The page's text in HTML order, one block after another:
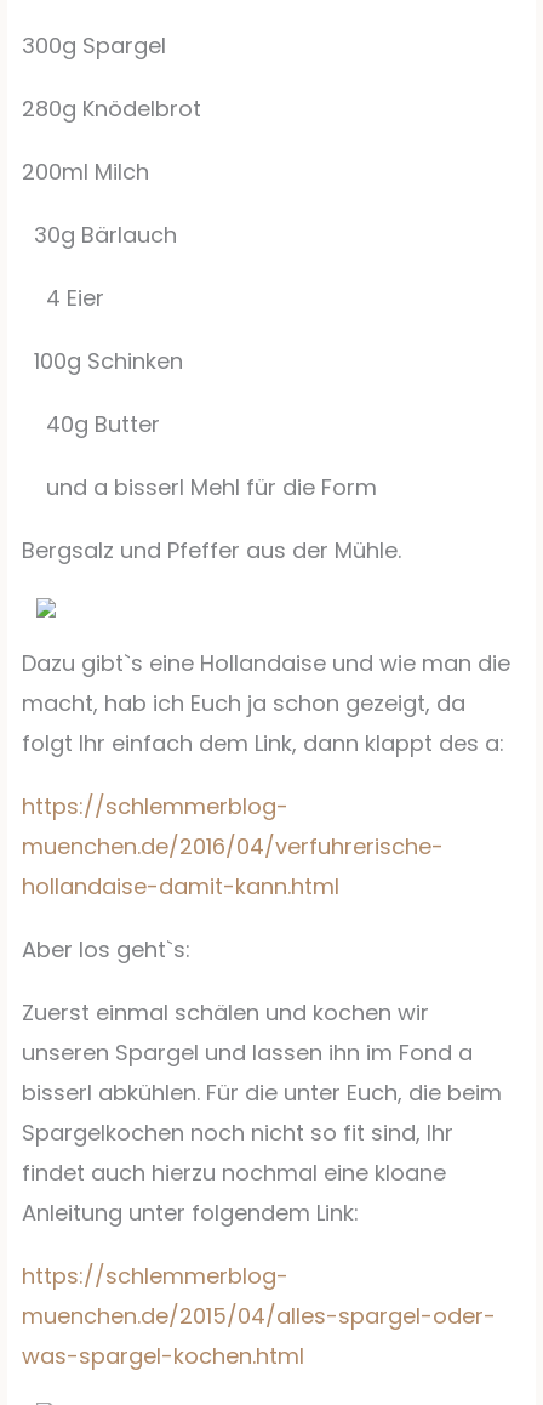
300g Spargel
280g Knödelbrot
200ml Milch
30g Bärlauch
4 Eier
100g Schinken
40g Butter
und a bisserl Mehl für die Form
Bergsalz und Pfeffer aus der Mühle.
Dazu gibt`s eine Hollandaise und wie man die
macht, hab ich Euch ja schon gezeigt, da
folgt Ihr einfach dem Link, dann klappt des a:
https://schlemmerblog-
muenchen.de/2016/04/verfuhrerische-
hollandaise-damit-kann.html
Aber los geht`s:
Zuerst einmal schälen und kochen wir
unseren Spargel und lassen ihn im Fond a
bisserl abkühlen. Für die unter Euch, die beim
Spargelkochen noch nicht so fit sind, Ihr
findet auch hierzu nochmal eine kloane
Anleitung unter folgendem Link:
https://schlemmerblog-
muenchen.de/2015/04/alles-spargel-oder-
was-spargel-kochen.html